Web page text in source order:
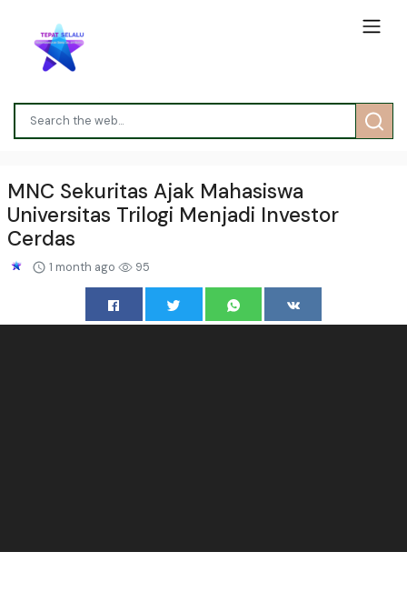
MNC Sekuritas Ajak Mahasiswa
Universitas Trilogi Menjadi Investor
Cerdas
1 month ago 95